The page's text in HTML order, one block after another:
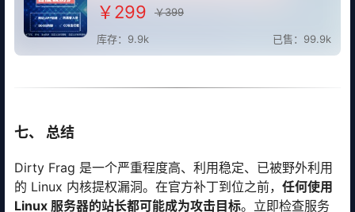
￥299 ￥399
库存：9.9k 已售：99.9k
七、 总结
Dirty Frag 是一个严重程度高、利用稳定、已被野外利用
的 Linux 内核提权漏洞。在官方补丁到位之前， 任何使用
Linux 服务器的站长都可能成为攻击目标。立即检查服务